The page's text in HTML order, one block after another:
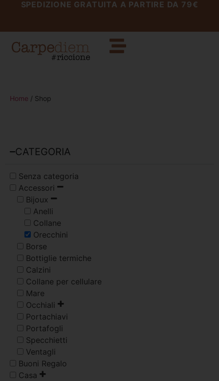
SPEDIZIONE GRATUITA A PARTIRE DA 79€
Home / Shop
CATEGORIA
Senza categoria
Accessori
Bijoux
Anelli
Collane
Orecchini
Borse
Bottiglie termiche
Calzini
Collane per cellulare
Mare
Occhiali
Portachiavi
Portafogli
Specchietti
Ventagli
Buoni Regalo
Casa